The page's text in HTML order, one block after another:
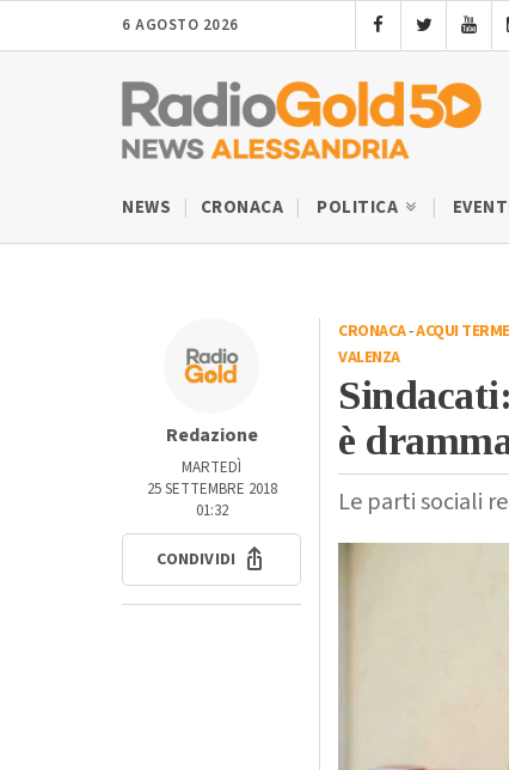
6 AGOSTO 2026
NEWS CRONACA POLITICA
Redazione
MARTEDÌ
25 SETTEMBRE 2018
01:32
CONDIVIDI
CRONACA-ACQUI TERME
VALENZA
è
Le parti sociali